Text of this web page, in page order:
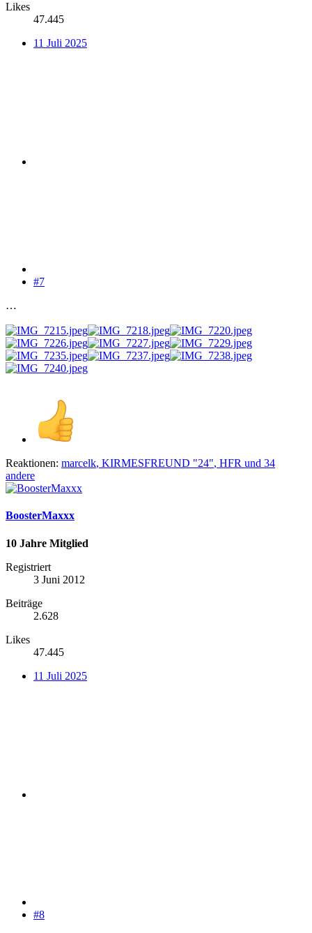
Likes
47.445
11 Juli 2025
#7
…
Reaktionen: marcelk, KIRMESFREUND "24", HFR und 34
andere
BoosterMaxxx
10 Jahre Mitglied
Registriert
3 Juni 2012
Beiträge
2.628
Likes
47.445
11 Juli 2025
#8